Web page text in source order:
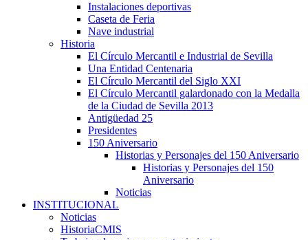
Instalaciones deportivas
Caseta de Feria
Nave industrial
Historia
El Círculo Mercantil e Industrial de Sevilla
Una Entidad Centenaria
El Círculo Mercantil del Siglo XXI
El Círculo Mercantil galardonado con la Medalla
de la Ciudad de Sevilla 2013
Antigüedad 25
Presidentes
150 Aniversario
Historias y Personajes del 150 Aniversario
Historias y Personajes del 150
Aniversario
Noticias
INSTITUCIONAL
Noticias
HistoriaCMIS